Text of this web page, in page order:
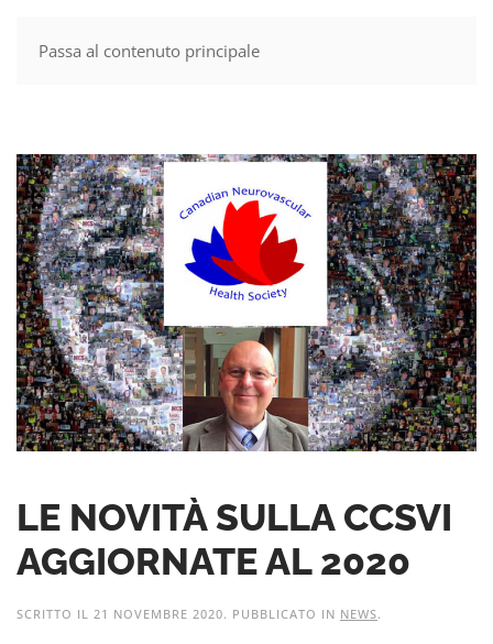
Passa al contenuto principale
MENU
LE NOVITÀ SULLA CCSVI
AGGIORNATE AL 2020
SCRITTO IL 21 NOVEMBRE 2020. PUBBLICATO IN NEWS.